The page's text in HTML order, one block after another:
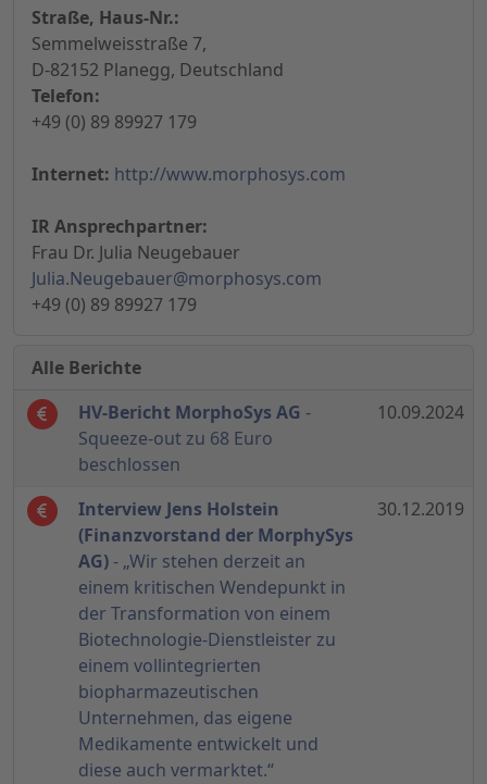
Straße, Haus-Nr.:
Semmelweisstraße 7,
D-82152 Planegg, Deutschland
Telefon:
+49 (0) 89 89927 179
Internet: http://www.morphosys.com
IR Ansprechpartner:
Frau Dr. Julia Neugebauer
Julia.Neugebauer@morphosys.com
+49 (0) 89 89927 179
Alle Berichte
HV-Bericht MorphoSys AG -
Squeeze-out zu 68 Euro
beschlossen
10.09.2024
Interview Jens Holstein
(Finanzvorstand der MorphySys
AG)- „Wir stehen derzeit an
einem kritischen Wendepunkt in
der Transformation von einem
Biotechnologie-Dienstleister zu
einem vollintegrierten
biopharmazeutischen
Unternehmen, das eigene
Medikamente entwickelt und
diese auch vermarktet.“
30.12.2019